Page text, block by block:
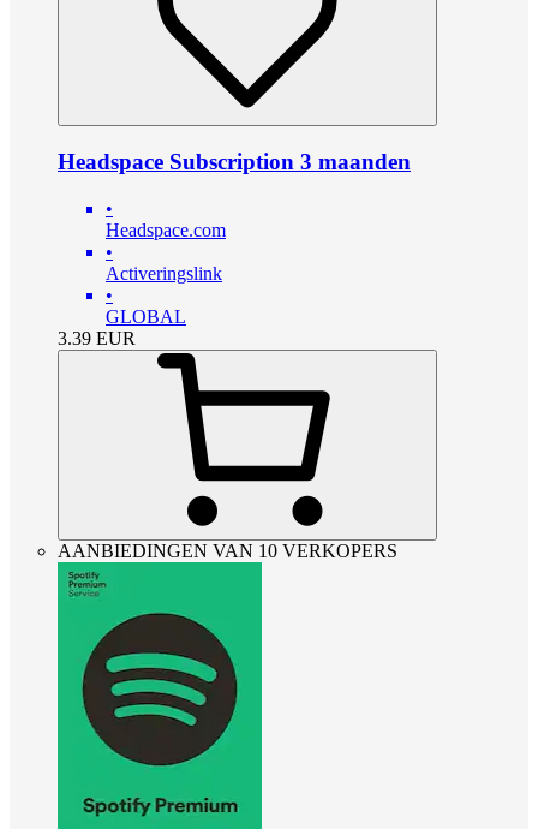
Headspace Subscription 3 maanden
•
Headspace.com
•
Activeringslink
•
GLOBAL
3.39 EUR
AANBIEDINGEN VAN 10 VERKOPERS